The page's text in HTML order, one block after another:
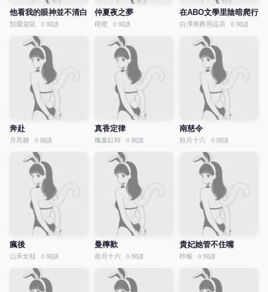
他看我的眼神並不清白
頹廢袋鼠 0 閱讀
仲夏夜之夢
橙橙 0 閱讀
在ABO文學里陰暗爬行
白澤喪葬用品店 0 閱讀
奔赴
月亮糖 0 閱讀
真香定律
楓葉紅時 0 閱讀
南慈令
拾月十六 0 閱讀
瘋後
山禾女桂 0 閱讀
曼檸歎
拾月十六 0 閱讀
貴妃她管不住嘴
梓榆 0 閱讀